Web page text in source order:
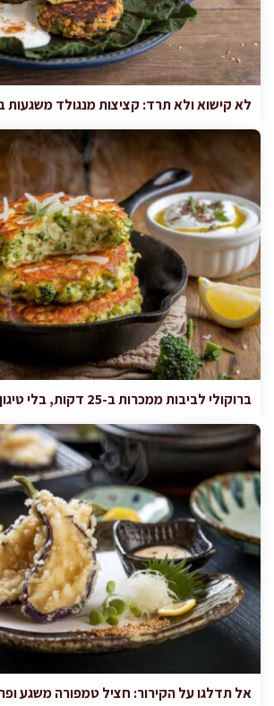
לא קישוא ולא תרד: קציצות מנגולד
ברוקולי לביבות ממכרות ב-25 דקות, בלי טיגון עמוק
אל תדלגו על הקירור: חציל טמפורה משגע